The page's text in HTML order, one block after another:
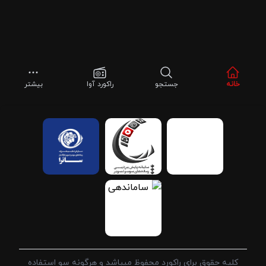
خانه جستجو راکورد آوا بیشتر
کلیه حقوق برای راکورد محفوظ میباشد و هرگونه سو استفاده